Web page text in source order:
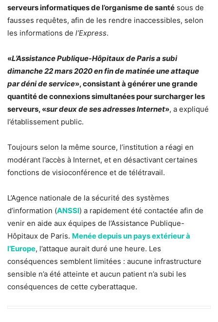
serveurs informatiques de l’organisme de santé sous de
fausses requêtes, afin de les rendre inaccessibles, selon
les informations de l’Express.
«L’Assistance Publique-Hôpitaux de Paris a subi
dimanche 22 mars 2020 en fin de matinée une attaque
par déni de service», consistant à générer une grande
quantité de connexions simultanées pour surcharger les
serveurs, «sur deux de ses adresses Internet», a expliqué
l’établissement public.
Toujours selon la même source, l’institution a réagi en
modérant l’accès à Internet, et en désactivant certaines
fonctions de visioconférence et de télétravail.
L’Agence nationale de la sécurité des systèmes
d’information (ANSSI) a rapidement été contactée afin de
venir en aide aux équipes de l’Assistance Publique-
Hôpitaux de Paris. Menée depuis un pays extérieur à
l’Europe, l’attaque aurait duré une heure. Les
conséquences semblent limitées : aucune infrastructure
sensible n’a été atteinte et aucun patient n’a subi les
conséquences de cette cyberattaque.